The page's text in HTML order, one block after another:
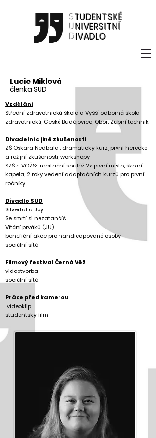
STUDENTSKÉ
UNIVERSITNÍ
DIVADLO
Lucie Miklová
členka SUD
Vzdělání
Střední zdravotnická škola a Vyšší odborná škola
zdravotnická, České Budějovice, Obor: Zubní technik
Divadelní a jiné zkušenosti
ZŠ Oskara Nedbala : dramatický kurz, první herecké
a režijní zkušenosti, workshopy
SZŠ a VOŽS: recitační soutěž 2x první místo, školní
kapela, 2 roky vedení adaptačních kurzů pro první
ročníky
Divadlo SUD
SilverTal a Joy
Se smrtí si nezatančíš
Vítání prváků (JU)
benefiční akce pro handicapované osoby
sociální sítě
Filmový festival Černá Věž
videotvorba
sociální sítě
Práce před kamerou
videoklip
studentský film